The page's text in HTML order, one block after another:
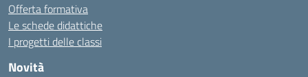
Offerta formativa
Le schede didattiche
I progetti delle classi
Novità